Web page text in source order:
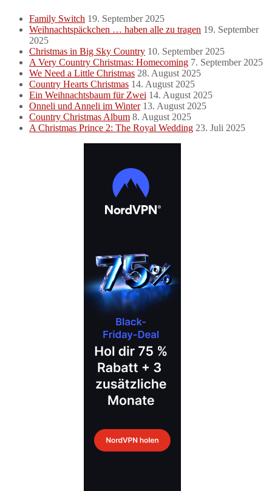
Family Switch 19. September 2025
Weihnachtspäckchen … haben alle zu tragen 19. September
2025
Christmas in Big Sky Country 10. September 2025
A Very Country Christmas: Homecoming 7. September 2025
We Need a Little Christmas 28. August 2025
Country Hearts Christmas 14. August 2025
Ein Weihnachtsbaum für Zwei 14. August 2025
Onneli und Anneli im Winter 13. August 2025
Country Christmas Album 8. August 2025
A Christmas Prince 2: The Royal Wedding 23. Juli 2025